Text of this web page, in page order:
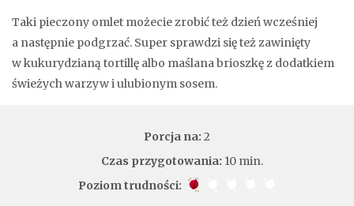
Taki pieczony omlet możecie zrobić też dzień wcześniej
a następnie podgrzać. Super sprawdzi się też zawinięty
w kukurydzianą tortillę albo maślana brioszkę z dodatkiem
świeżych warzyw i ulubionym sosem.
Porcja na: 2
Czas przygotowania: 10 min.
Poziom trudności: